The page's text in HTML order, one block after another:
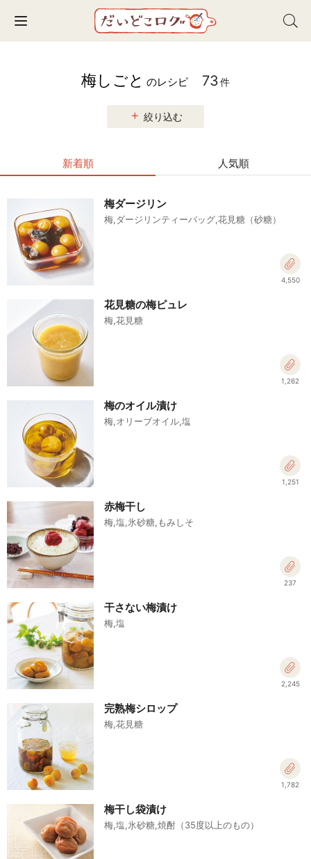
Toggle navigation
梅しごと のレシピ 73件
絞り込む
新着順 人気順
梅ダージリン
梅,ダージリンティーバッグ,花見糖（砂糖）
4,550
花見糖の梅ピュレ
梅,花見糖
1,262
梅のオイル漬け
梅,オリーブオイル,塩
1,251
赤梅干し
梅,塩,氷砂糖,もみしそ
237
干さない梅漬け
梅,塩
2,245
完熟梅シロップ
梅,花見糖
1,782
梅干し袋漬け
梅,塩,氷砂糖,焼酎（35度以上のもの）